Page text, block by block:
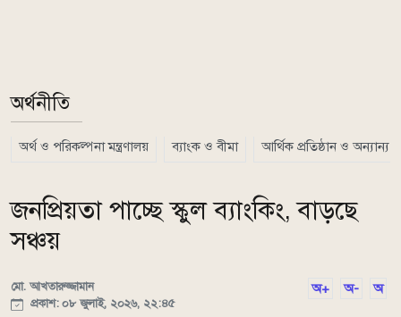
অর্থনীতি
অর্থ ও পরিকল্পনা মন্ত্রণালয় ব্যাংক ও বীমা আর্থিক প্রতিষ্ঠান ও অন্যান্য
জনপ্রিয়তা পাচ্ছে স্কুল ব্যাংকিং, বাড়ছে
সঞ্চয়
মো. আখতারুজ্জামান
প্রকাশ: ০৮ জুলাই, ২০২৬, ২২:৪৫
অ+ অ- অ